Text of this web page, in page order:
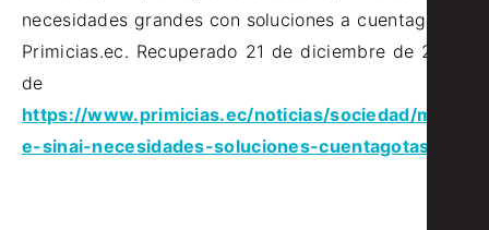
necesidades grandes con soluciones a cuentagotas.
Primicias.ec. Recuperado 21 de diciembre de 2021,
de
https://www.primicias.ec/noticias/sociedad/mont
e-sinai-necesidades-soluciones-cuentagotas/